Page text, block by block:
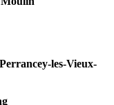
les-Vieux-